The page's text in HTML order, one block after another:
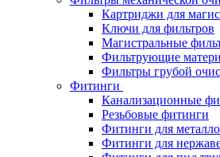
Картриджи для
Ключи для фильтров
Магистральные
Фильтрующие
Фильтры грубой
Фитинги
Канализационные
Резьбовые фитинги
Фитинги для
Фитинги для